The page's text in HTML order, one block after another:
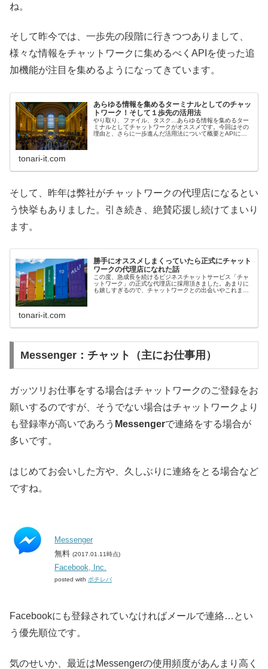
ね。
そして昨今では、一歩先の段階に行きつつありまして、
様々な情報をチャットワークに集めるべくAPIを使った追
加機能が注目を集めるようになってきています。
あらゆる情報を集めるターミナルとしてのチャッ
トワーク！そして１歩先の活用法
やり取り、ファイル、タスク…あらゆる情報を集めるター
ミナルとしてチャットワークがオススメです。今回はその
理由と、さらに一歩進んだ活用法について概要とAPIによ
tonari-it.com
そして、昨年は弊社がチャットワークの代理店になるとい
う快挙もありました。引き続き、絶賛応援し続けてまいり
ます。
勝手にオススメしまくっていたら正式にチャット
ワークの代理店になれた話
この度、急成長を続けるビジネスチャットサービス「チャ
ットワーク」の正式な代理店に採用頂きました。あまりに
も嬉しすぎるので、チャットワークとの出会いやこれまで
tonari-it.com
Messenger：チャット（主にお仕事用）
ガッツリお仕事をする場合はチャットワークのご登録をお
願いするのですが、そうでない場合はチャットワークより
も登録率が高いであろう Messengerで連絡をする場合が
多いです。
はじめてお会いした方や、久しぶりに連絡をとる場合など
ですね。
Messenger
無料 (2017.01.11時点)
Facebook, Inc.
posted with ポチレバ
Facebookにも登録されていなければメールで連絡…とい
う優先順位です。
気のせいか、最近はMessengerの使用頻度があんまり高く